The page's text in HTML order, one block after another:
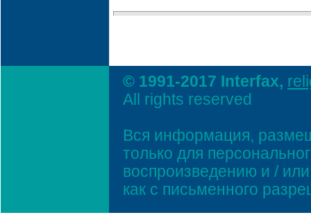
© 1991-2017 Interfax,
All rights reserved
Вся информация,
только для
воспроизведению и /
как с письменного